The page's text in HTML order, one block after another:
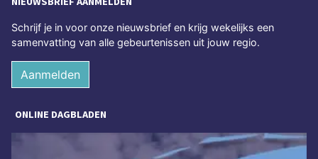
Schrijf je in voor onze nieuwsbrief en krijg wekelijks een
samenvatting van alle gebeurtenissen uit jouw regio.
Aanmelden
ONLINE DAGBLADEN